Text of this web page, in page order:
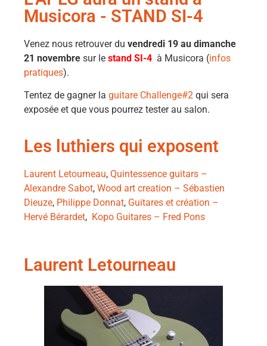
Musicora - STAND SI-4
Venez nous retrouver du vendredi 19 au dimanche
21 novembre sur le stand SI-4 à Musicora (infos
pratiques).
Tentez de gagner la guitare Challenge#2 qui sera
exposée et que vous pourrez tester au salon.
Les luthiers qui exposent
Laurent Letourneau, Quintessence guitars –
Alexandre Sabot, Wood art creation – Sébastien
Dieuze, Philippe Donnat, Guitares et création –
Hervé Bérardet, Kopo Guitares – Fred Pons
Laurent Letourneau